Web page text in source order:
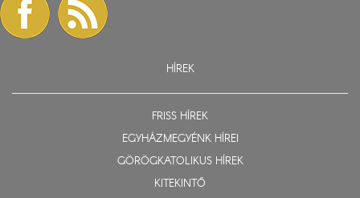
HÍREK
FRISS HÍREK
EGYHÁZMEGYÉNK HÍREI
GÖRÖGKATOLIKUS HÍREK
KITEKINTŐ